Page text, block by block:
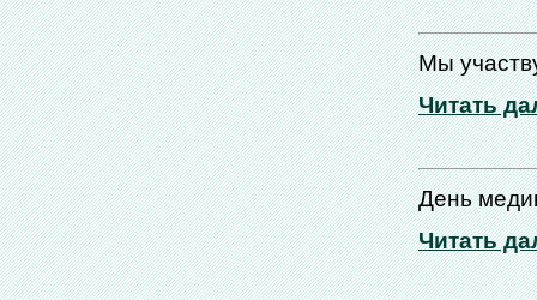
Мы
Читать
День
Читать